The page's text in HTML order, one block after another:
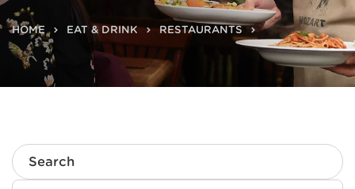
HOME EAT & DRINK RESTAURANTS
Search